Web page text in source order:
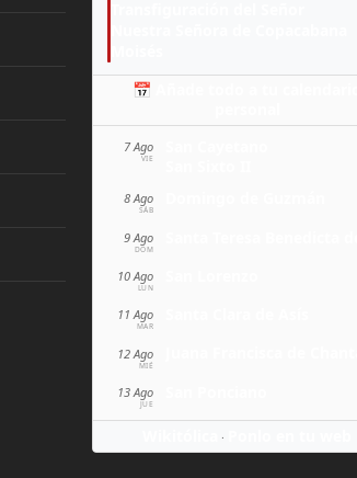
📅 Añade todo a tu calendario
7 Ago
VIE
8 Ago
SÁB
9 Ago
DOM
10 Ago
LUN
11 Ago
MAR
12 Ago
MIÉ
13 Ago
JUE
·